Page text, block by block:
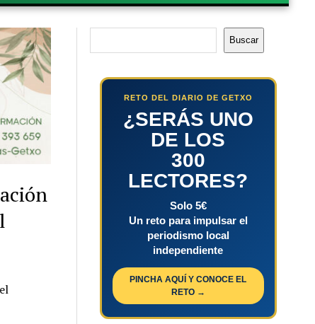
Buscar
RETO DEL DIARIO DE GETXO
¿SERÁS UNO
DE LOS
300
LECTORES?
Solo 5€
Un reto para impulsar el
periodismo local
independiente
PINCHA AQUÍ Y CONOCE EL
RETO →